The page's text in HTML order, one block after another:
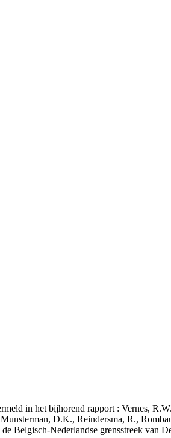
in het bijhorend rapport : Vernes,
D.K., Reindersma, R.,
Belgisch-Nederlandse grensstreek van